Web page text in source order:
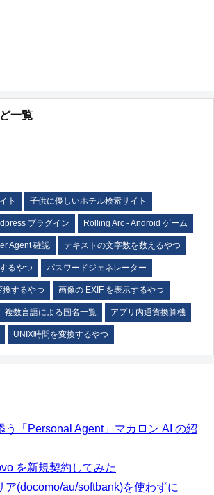
一覧
ト 子供に優しいホテル検索サイト
プラグイン Rolling Arc - Android ゲーム
Agent 確認 テキストの文字数を数えるやつ
るやつ パスワードジェネレーター
換するやつ 画像の EXIF を表示するやつ
複数言語による国名一覧 アプリ内通貨換算機
UNIX時間を変換するやつ
う「Personal Agent」マカロン AI の紹
を新規契約してみた
ア(docomo/au/softbank)を使わずに